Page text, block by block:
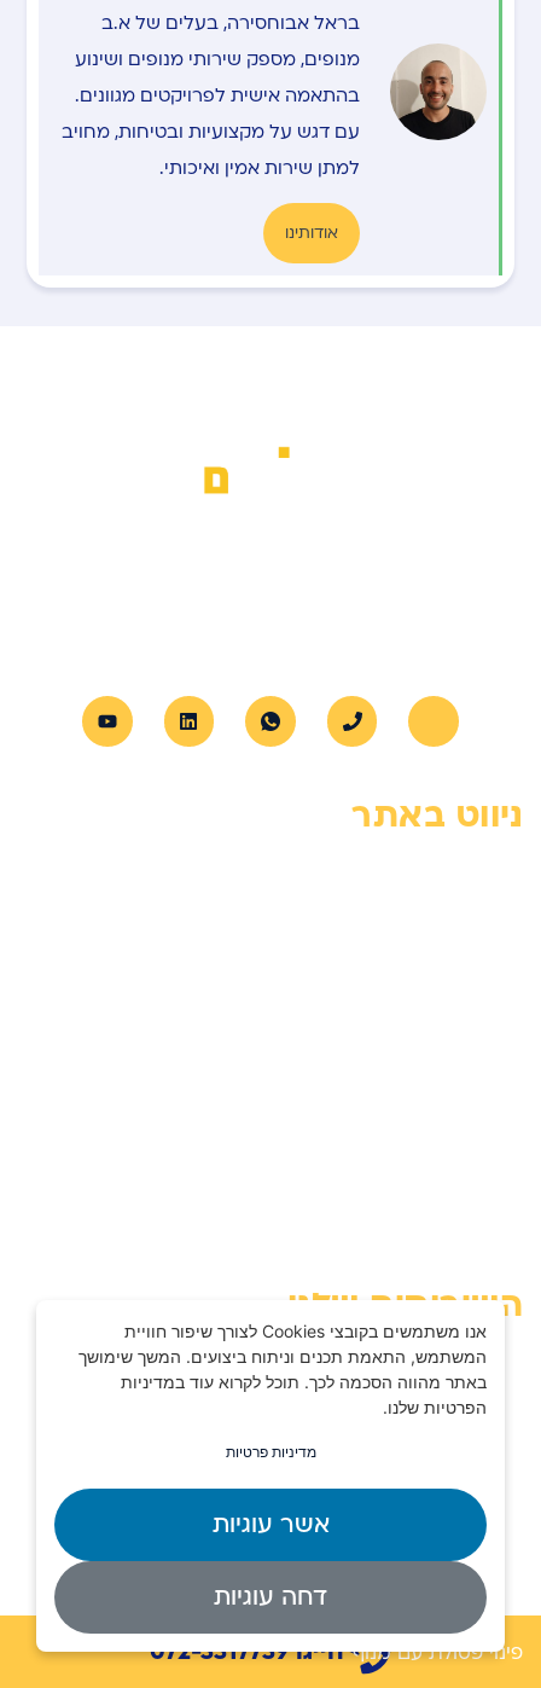
אנו משתמשים בקובצי Cookies לצורך שיפור חוויית
המשתמש, התאמת תכנים וניתוח ביצועים. המשך שימושך
באתר מהווה הסכמה לכך. תוכל לקרוא עוד במדיניות
הפרטיות שלנו.
מדיניות פרטיות
אשר עוגיות
דחה עוגיות
בראל אבוחסירה, בעלים של א.ב
מנופים, מספק שירותי מנופים ושינוע
בהתאמה אישית לפרויקטים מגוונים.
עם דגש על מקצועיות ובטיחות, מחויב
למתן שירות אמין ואיכותי.
אודותינו
ניווט באתר
השירותים שלנו
מנוף זרוע – מדריך מקצועי
מנוף סל אדם – מדריך מקצועי
מנוף סל לגיזום עצים
פתרונות מנוף לעבודה בגובה
פינוי פסולת עם מנוף חייגו 072-3317739